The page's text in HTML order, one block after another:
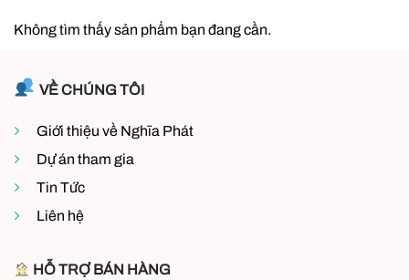
Không tìm thấy sản phẩm bạn đang cần.
VỀ CHÚNG TÔI
Giới thiệu về Nghĩa Phát
Dự án tham gia
Tin Tức
Liên hệ
HỖ TRỢ BÁN HÀNG